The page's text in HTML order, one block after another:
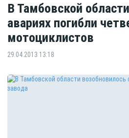
В Тамбовской
авариях погибли
мотоциклистов
29.04.2013 13:18